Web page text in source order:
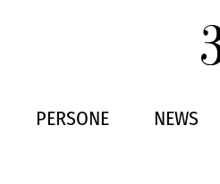
PERSONE NEWS